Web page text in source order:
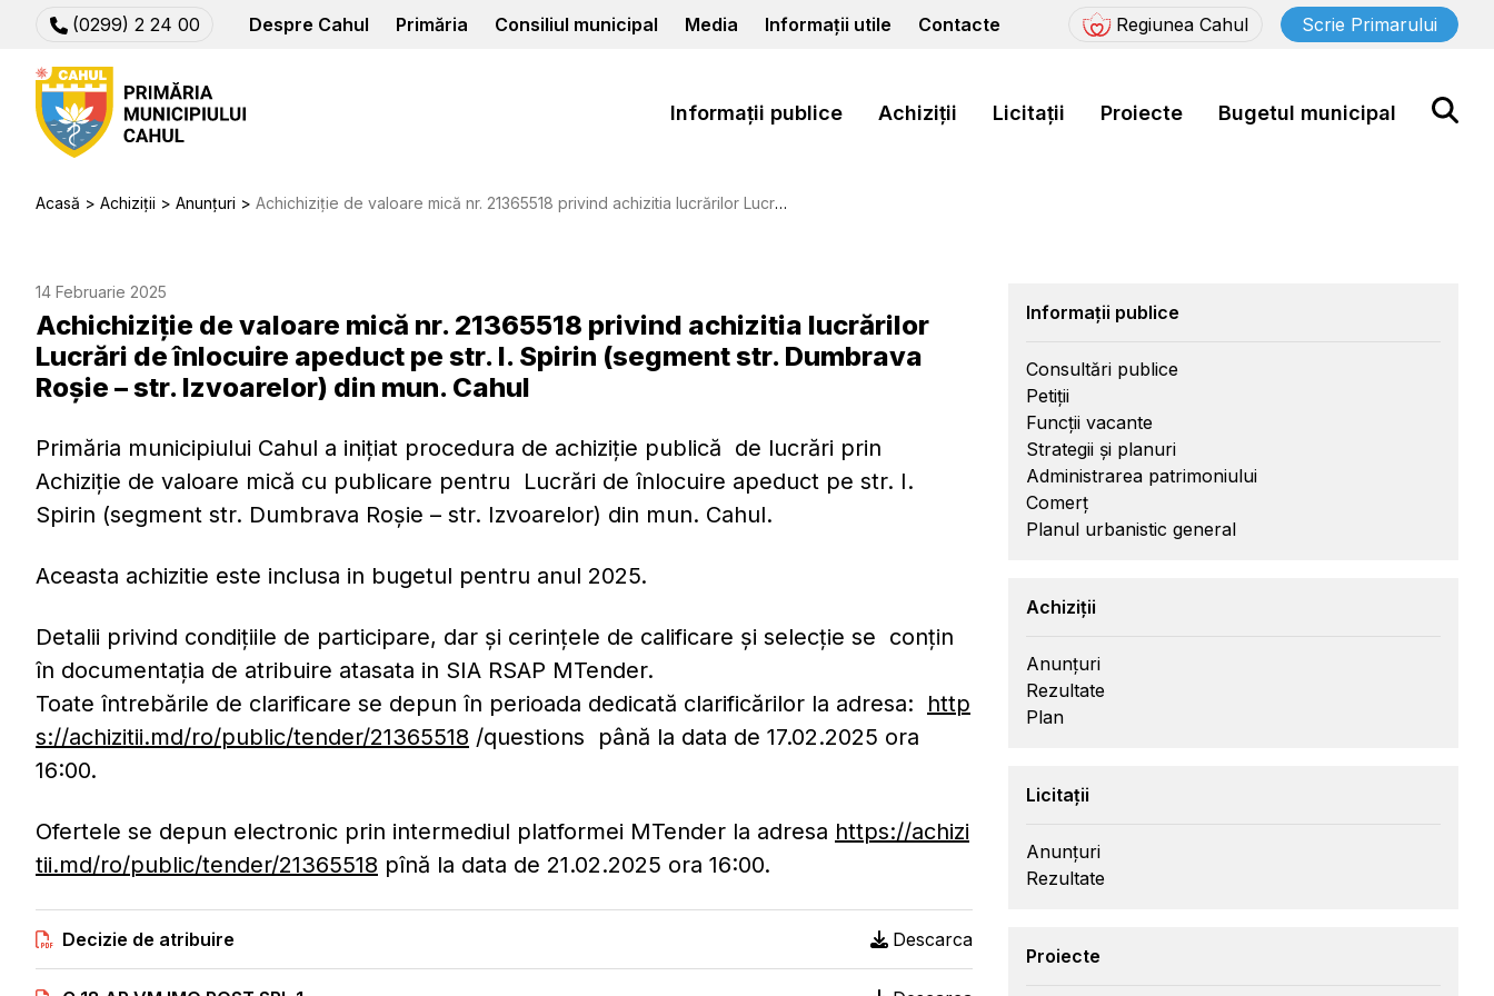
(0299) 2 24 00 Despre Cahul Primăria Consiliul municipal Media Informații utile Contacte Regiunea Cahul Scrie Primarului
Informații publice Achiziții Licitații Proiecte Bugetul municipal
Acasă Achiziții Anunțuri Achichiziție de valoare mică nr. 21365518 privind achizitia lucrărilor Lucrări de înlocuire apeduct pe str. I. Spirin (segment str. Dumbrava Roșie – str. Izvoarelor) din mun. Cahul
14 Februarie 2025
Achichiziție de valoare mică nr. 21365518 privind achizitia lucrărilor
Lucrări de înlocuire apeduct pe str. I. Spirin (segment str. Dumbrava
Roșie – str. Izvoarelor) din mun. Cahul
Primăria municipiului Cahul a inițiat procedura de achiziție publică de lucrări prin
Achiziție de valoare mică cu publicare pentru Lucrări de înlocuire apeduct pe str. I.
Spirin (segment str. Dumbrava Roșie – str. Izvoarelor) din mun. Cahul.
Aceasta achizitie este inclusa in bugetul pentru anul 2025.
Detalii privind condițiile de participare, dar și cerințele de calificare și selecție se conțin
în documentația de atribuire atasata in SIA RSAP MTender.
Toate întrebările de clarificare se depun în perioada dedicată clarificărilor la adresa: http
s://achizitii.md/ro/public/tender/21365518 /questions până la data de 17.02.2025 ora
16:00.
Ofertele se depun electronic prin intermediul platformei MTender la adresa https://achizi
tii.md/ro/public/tender/21365518 pînă la data de 21.02.2025 ora 16:00.
Decizie de atribuire Descarca
Informații publice
Consultări publice
Petiții
Funcții vacante
Strategii și planuri
Administrarea patrimoniului
Comerț
Planul urbanistic general
Achiziții
Anunțuri
Rezultate
Plan
Licitații
Anunțuri
Rezultate
Proiecte